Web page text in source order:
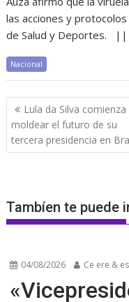
las acciones y
de Salud y Deportes. ||
Nacional
Navegación
de
entradas
Lula da Silva comienza
moldear el futuro de su
tercera presidencia en
Tambíen te puede
04/08/2026 Ce ere &